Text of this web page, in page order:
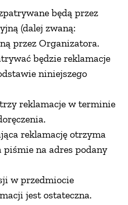
będą przez
(dalej zwaną:
przez Organizatora.
będzie reklamacje
niniejszego
reklamacje w terminie
reklamację otrzyma
piśmie na adres podany
w przedmiocie
jest ostateczna.